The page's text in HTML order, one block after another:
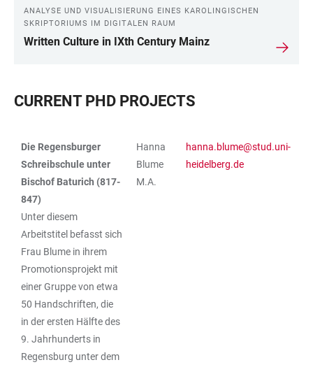
ANALYSE UND VISUALISIERUNG EINES KAROLINGISCHEN
SKRIPTORIUMS IM DIGITALEN RAUM
Written Culture in IXth Century Mainz
CURRENT PHD PROJECTS
TABLE
Die Regensburger
Schreibschule unter
Bischof Baturich (817-
847)
Unter diesem
Arbeitstitel befasst sich
Frau Blume in ihrem
Promotionsprojekt mit
einer Gruppe von etwa
50 Handschriften, die
in der ersten Hälfte des
9. Jahrhunderts in
Regensburg unter dem
Hanna
Blume
M.A.
hanna.blume@stud.uni-
heidelberg.de